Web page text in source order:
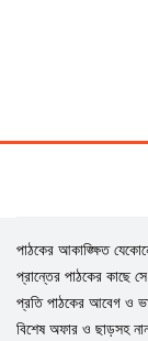
পাঠকের আকাঙ্ক্ষিত
প্রান্তের পাঠকের কাছে
প্রতি পাঠকের আবেগ ও
বিশেষ অফার ও ছাড়সহ